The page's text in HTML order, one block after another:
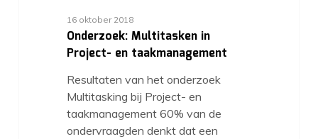
16 oktober 2018
Onderzoek: Multitasken in
Project- en taakmanagement
Resultaten van het onderzoek
Multitasking bij Project- en
taakmanagement 60% van de
ondervraagden denkt dat een